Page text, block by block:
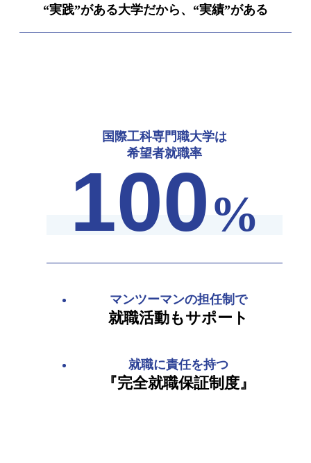
“実践”がある大学だから、“実績”がある
国際工科専門職大学は
希望者就職率
100%
マンツーマンの担任制で
就職活動もサポート
就職に責任を持つ
『完全就職保証制度』